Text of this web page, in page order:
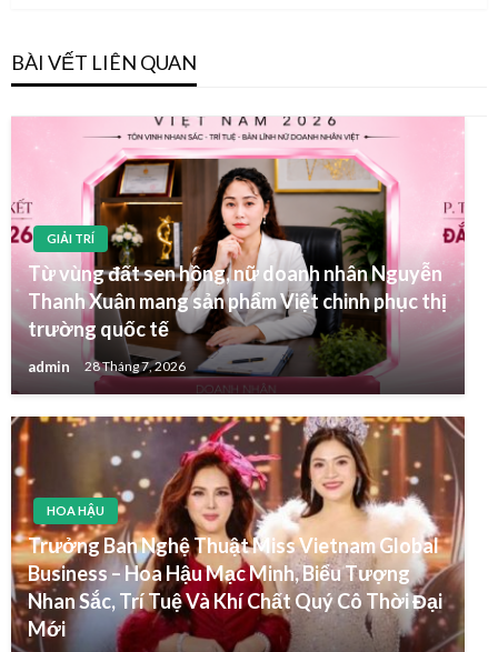
BÀI VẾT LIÊN QUAN
GIẢI TRÍ
Từ vùng đất sen hồng, nữ doanh nhân Nguyễn
Thanh Xuân mang sản phẩm Việt chinh phục thị
trường quốc tế
admin 28 Tháng 7, 2026
HOA HẬU
Trưởng Ban Nghệ Thuật Miss Vietnam Global
Business – Hoa Hậu Mạc Minh, Biểu Tượng
Nhan Sắc, Trí Tuệ Và Khí Chất Quý Cô Thời Đại
Mới